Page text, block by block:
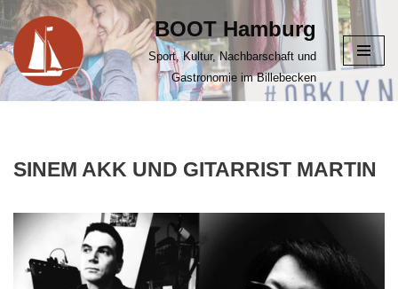
Zum
Inhalt
springen
BOOT Hamburg
Sport, Kultur, Nachbarschaft und
Gastronomie im Billebecken
SINEM AKK UND GITARRIST MARTIN